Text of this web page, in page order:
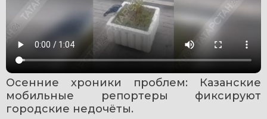
Осенние хроники проблем: Казанские
мобильные репортеры фиксируют
городские недочёты.